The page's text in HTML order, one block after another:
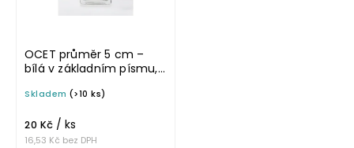
OCET průměr 5 cm –
bílá v základním písmu,
na potravinové láhve
Skladem (>10 ks)
16,53 Kč bez DPH
20 Kč / ks